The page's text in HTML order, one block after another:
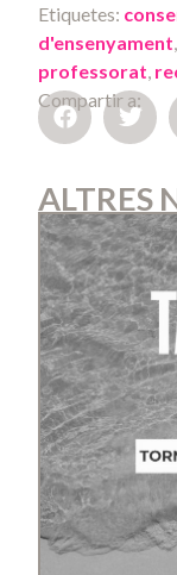
Etiquetes:
d'ensenyament,
professorat,
Compartir a:
ALTRES